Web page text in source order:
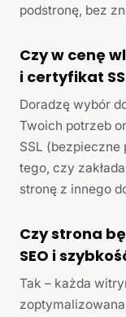
podstronę, bez
Czy w cenę
i certyfikat
Doradzę wybór
Twoich potrzeb
SSL (bezpieczne
tego, czy
stronę z innego
Czy strona
SEO i
Tak – każda